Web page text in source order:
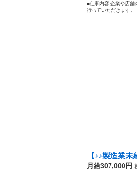
■仕事内容 企業や店舗
行っていただきます。
【♪♪製造業
月給307,000円